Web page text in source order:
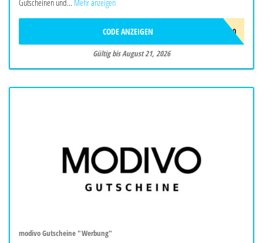
Gutscheinen und... Mehr anzeigen
HOT20
CODE ANZEIGEN
Gültig bis August 21, 2026
modivo Gutscheine "Werbung"